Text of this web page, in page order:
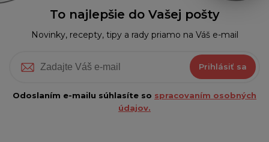
To najlepšie do Vašej pošty
Novinky, recepty, tipy a rady priamo na Váš e-mail
Prihlásiť sa
Odoslaním e-mailu súhlasíte so spracovaním osobných
údajov.